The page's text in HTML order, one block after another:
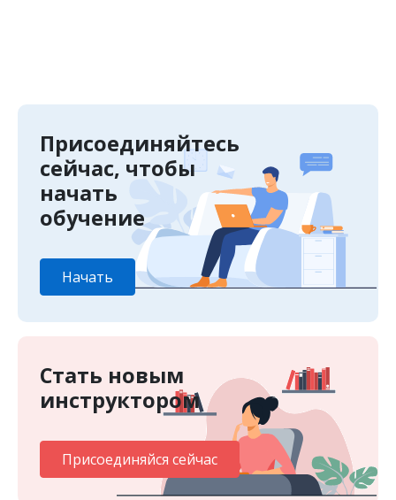
Присоединяйтесь
сейчас, чтобы
начать
обучение
Начать
Стать новым
инструктором
Присоединяйся сейчас